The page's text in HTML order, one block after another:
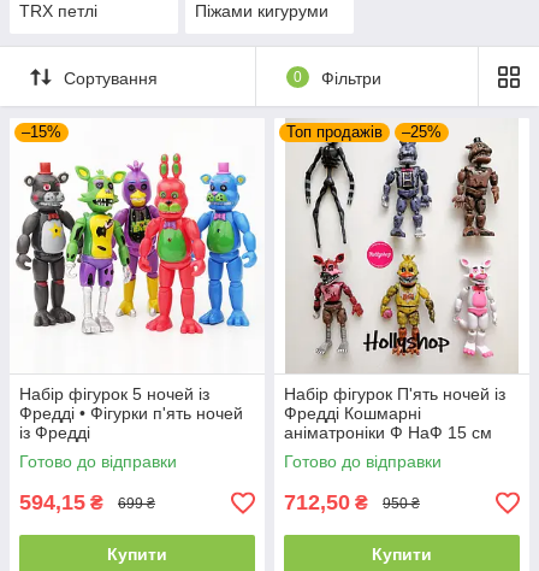
TRX петлі Піжами кигуруми
Сортування 0 Фільтри
–15%
Набір фігурок 5 ночей із
Фредді • Фігурки п'ять ночей
із Фредді
Готово до відправки
594,15 ₴ 699 ₴
Купити
Топ продажів –25%
Набір фігурок П'ять ночей із
Фредді Кошмарні
аніматроніки Ф НаФ 15 см
Готово до відправки
712,50 ₴ 950 ₴
Купити